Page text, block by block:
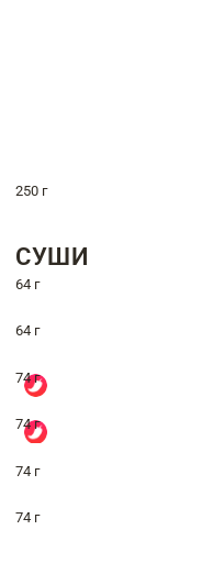
250 г
СУШИ
64 г
64 г
74 г
74 г
74 г
74 г